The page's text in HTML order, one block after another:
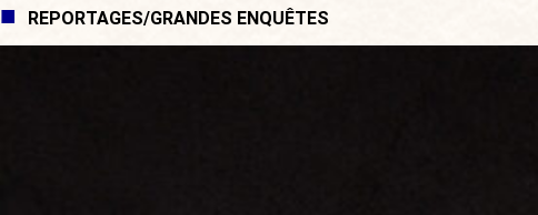
REPORTAGES/GRANDES ENQUÊTES